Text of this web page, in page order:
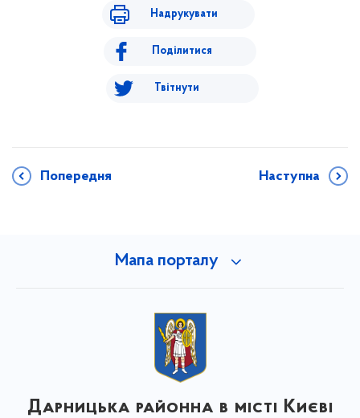
Надрукувати
Поділитися
Твітнути
Попередня Наступна
Мапа порталу
Дарницька районна в місті Києві